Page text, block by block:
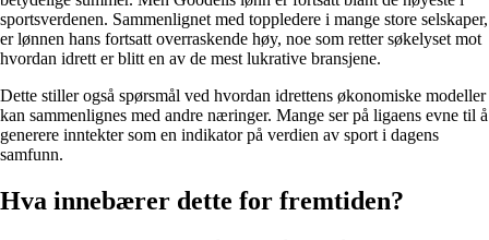
sportsverdenen. Sammenlignet med toppledere i mange store selskaper,
er lønnen hans fortsatt overraskende høy, noe som retter søkelyset mot
hvordan idrett er blitt en av de mest lukrative bransjene.
Dette stiller også spørsmål ved hvordan idrettens økonomiske modeller
kan sammenlignes med andre næringer. Mange ser på ligaens evne til å
generere inntekter som en indikator på verdien av sport i dagens
samfunn.
Hva innebærer dette for fremtiden?